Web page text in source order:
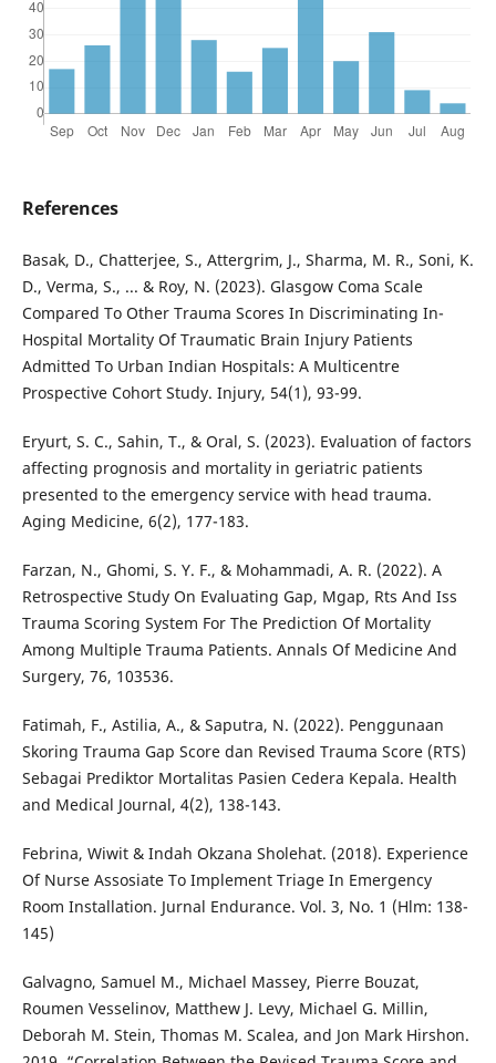
References
Basak, D., Chatterjee, S., Attergrim, J., Sharma, M. R., Soni, K.
D., Verma, S., ... & Roy, N. (2023). Glasgow Coma Scale
Compared To Other Trauma Scores In Discriminating In-
Hospital Mortality Of Traumatic Brain Injury Patients
Admitted To Urban Indian Hospitals: A Multicentre
Prospective Cohort Study. Injury, 54(1), 93-99.
Eryurt, S. C., Sahin, T., & Oral, S. (2023). Evaluation of factors
affecting prognosis and mortality in geriatric patients
presented to the emergency service with head trauma.
Aging Medicine, 6(2), 177-183.
Farzan, N., Ghomi, S. Y. F., & Mohammadi, A. R. (2022). A
Retrospective Study On Evaluating Gap, Mgap, Rts And Iss
Trauma Scoring System For The Prediction Of Mortality
Among Multiple Trauma Patients. Annals Of Medicine And
Surgery, 76, 103536.
Fatimah, F., Astilia, A., & Saputra, N. (2022). Penggunaan
Skoring Trauma Gap Score dan Revised Trauma Score (RTS)
Sebagai Prediktor Mortalitas Pasien Cedera Kepala. Health
and Medical Journal, 4(2), 138-143.
Febrina, Wiwit & Indah Okzana Sholehat. (2018). Experience
Of Nurse Assosiate To Implement Triage In Emergency
Room Installation. Jurnal Endurance. Vol. 3, No. 1 (Hlm: 138-
145)
Galvagno, Samuel M., Michael Massey, Pierre Bouzat,
Roumen Vesselinov, Matthew J. Levy, Michael G. Millin,
Deborah M. Stein, Thomas M. Scalea, and Jon Mark Hirshon.